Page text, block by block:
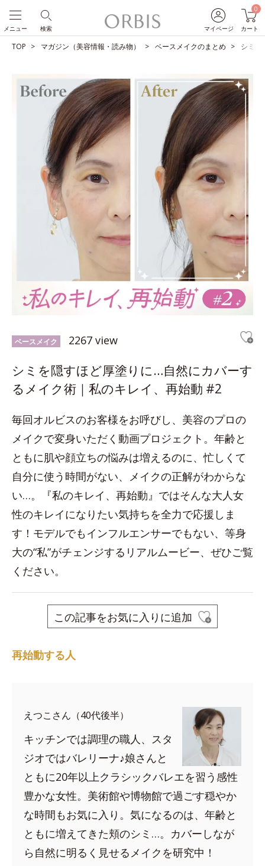
マイページ
0
カート
検索
メニュー
TOP マガジン（美容情報・読み物） ベースメイクのまとめ シミを
ベースメイク 2267 view
シミを隠すほど厚塗りに…自然にカバーす
るメイク術｜私のキレイ、再始動 #2
毎回オルビスのお客様をお呼びし、美容のプロの
メイクで変身いただく動画プロジェクト。年齢と
ともに肌や顔立ちの悩みは増えるのに、忙しくて
自分に使う時間がない、メイクの正解がわからな
い…。『私のキレイ、再始動』ではそんな大人女
性のキレイになりたい気持ちを全力で応援しま
す！モデルでもインフルエンサーでもない、等身
大の“私”がチェンジするリアルムービー、ぜひご覧
ください。
この記事をお気に入りに追加
再始動する人
えつこさん（40代後半）
キッチンでは調理の職人、スタ
ジオではバレリーナ♪娘さんと
ともに20年以上クラシックバレエを習う感性
豊かな女性。美術館や博物館で過ごす穏やか
な時間もお気に入り。気になるのは、年齢と
ともに増えてきた頬のシミ…。カバーしなが
ら自然に明るく見せるメイクを研究中！